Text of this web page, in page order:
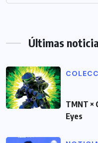
Últimas
TMNT ×
Eyes